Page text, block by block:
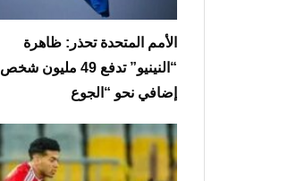
الأمم المتحدة تحذر: ظاهرة
“النينيو” تدفع 49 مليون شخص
إضافي نحو “الجوع